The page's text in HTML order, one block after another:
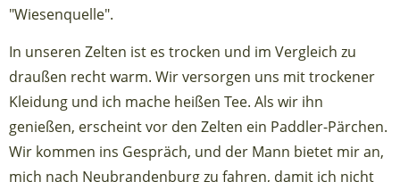
"Wiesenquelle".
In unseren Zelten ist es trocken und im Vergleich zu
draußen recht warm. Wir versorgen uns mit trockener
Kleidung und ich mache heißen Tee. Als wir ihn
genießen, erscheint vor den Zelten ein Paddler-Pärchen.
Wir kommen ins Gespräch, und der Mann bietet mir an,
mich nach Neubrandenburg zu fahren, damit ich nicht